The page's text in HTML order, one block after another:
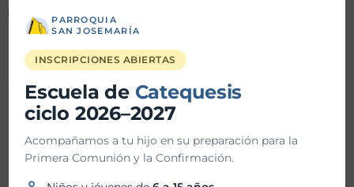
Detalles
Fecha inicio:26-06-2024
PARROQUIA
SAN JOSEMARÍA
INSCRIPCIONES ABIERTAS
Escuela de Catequesis
ciclo 2026–2027
Acompañamos a tu hijo en su preparación para la
Primera Comunión y la Confirmación.